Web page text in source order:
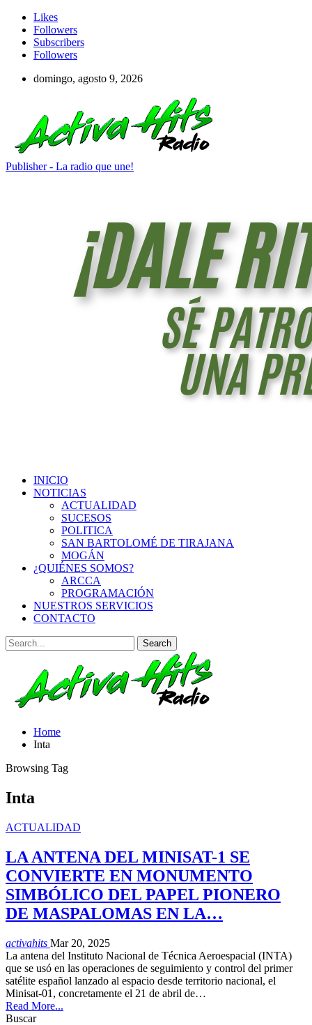
Likes
Followers
Subscribers
Followers
domingo, agosto 9, 2026
Publisher - La radio que une!
INICIO
NOTICIAS
ACTUALIDAD
SUCESOS
POLITICA
SAN BARTOLOMÉ DE TIRAJANA
MOGÁN
¿QUIÉNES SOMOS?
ARCCA
PROGRAMACIÓN
NUESTROS SERVICIOS
CONTACTO
Home
Inta
Browsing Tag
Inta
ACTUALIDAD
LA ANTENA DEL MINISAT-1 SE
CONVIERTE EN MONUMENTO
SIMBÓLICO DEL PAPEL PIONERO
DE MASPALOMAS EN LA…
activahits Mar 20, 2025
La antena del Instituto Nacional de Técnica Aeroespacial (INTA)
que se usó en las operaciones de seguimiento y control del primer
satélite español lanzado al espacio desde territorio nacional, el
Minisat-01, concretamente el 21 de abril de…
Read More...
Buscar